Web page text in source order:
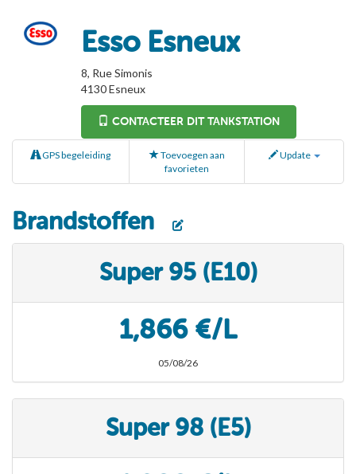
Esso Esneux
8, Rue Simonis
4130Esneux
CONTACTEER DIT TANKSTATION
GPS begeleiding
Toevoegen aan
favorieten
Update
Brandstoffen
Super 95 (E10)
1,866 €/L
05/08/26
Super 98 (E5)